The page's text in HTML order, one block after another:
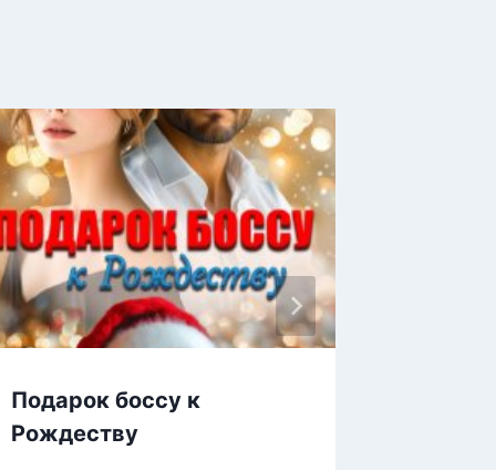
Подарок боссу к
Рождеству